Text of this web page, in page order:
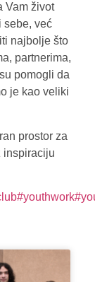
Vam život
sebe, već
najbolje što
partnerima,
pomogli da
je kao veliki
prostor za
inspiraciju
#youthwork